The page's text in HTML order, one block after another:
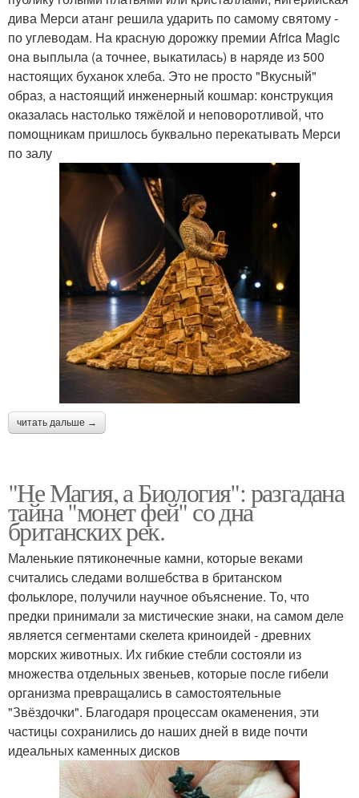
дива Мерси атанг решила ударить по самому святому -
по углеводам. На красную дорожку премии Africa Magic
она выплыла (а точнее, выкатилась) в наряде из 500
настоящих буханок хлеба. Это не просто "Вкусный"
образ, а настоящий инженерный кошмар: конструкция
оказалась настолько тяжёлой и неповоротливой, что
помощникам пришлось буквально перекатывать Мерси
по залу
читать дальше →
"Не Магия, а Биология": разгадана
тайна "монет фей" со дна
британских рек.
Маленькие пятиконечные камни, которые веками
считались следами волшебства в британском
фольклоре, получили научное объяснение. То, что
предки принимали за мистические знаки, на самом деле
является сегментами скелета криноидей - древних
морских животных. Их гибкие стебли состояли из
множества отдельных звеньев, которые после гибели
организма превращались в самостоятельные
"Звёздочки". Благодаря процессам окаменения, эти
частицы сохранились до наших дней в виде почти
идеальных каменных дисков